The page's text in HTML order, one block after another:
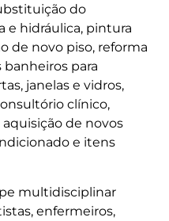
do
e hidráulica, pintura
de novo piso, reforma
para
janelas e vidros,
clínico,
de novos
e itens
multidisciplinar
enfermeiros,